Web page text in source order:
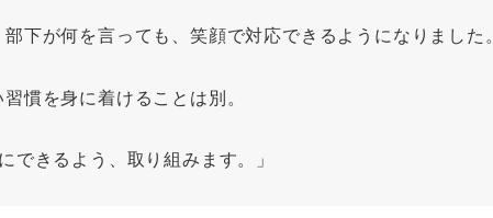
下が何を言っても、笑顔で対応できるようになりました。
慣を身に着けることは別。
できるよう、取り組みます。」